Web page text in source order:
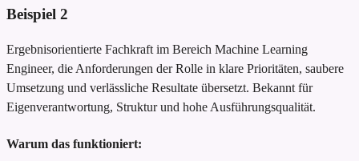
Beispiel 2
Ergebnisorientierte Fachkraft im Bereich Machine Learning
Engineer, die Anforderungen der Rolle in klare Prioritäten, saubere
Umsetzung und verlässliche Resultate übersetzt. Bekannt für
Eigenverantwortung, Struktur und hohe Ausführungsqualität.
Warum das funktioniert: